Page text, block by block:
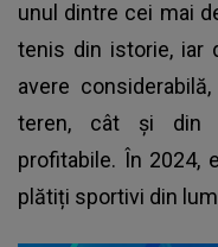
unul dintre cei mai
tenis din istorie, iar
avere
teren, cât și din
profitabile. În 2024,
plătiți sportivi din